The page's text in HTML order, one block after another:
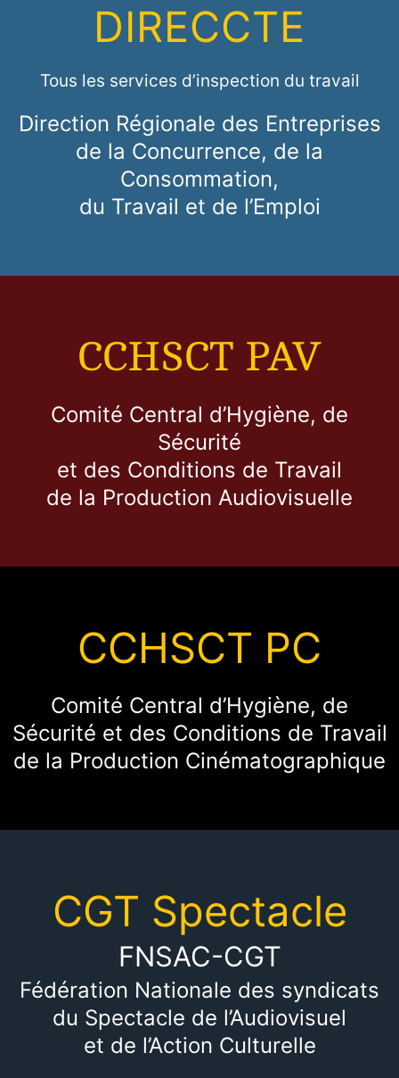
DIRECCTE
Tous les services d’inspection du travail
Direction Régionale des Entreprises
de la Concurrence, de la
Consommation,
du Travail et de l’Emploi
CCHSCT PAV
Comité Central d’Hygiène, de
Sécurité
et des Conditions de Travail
de la Production Audiovisuelle
CCHSCT PC
Comité Central d’Hygiène, de
Sécurité et des Conditions de Travail
de la Production Cinématographique
CGT Spectacle
FNSAC-CGT
Fédération Nationale des syndicats
du Spectacle de l’Audiovisuel
et de l’Action Culturelle